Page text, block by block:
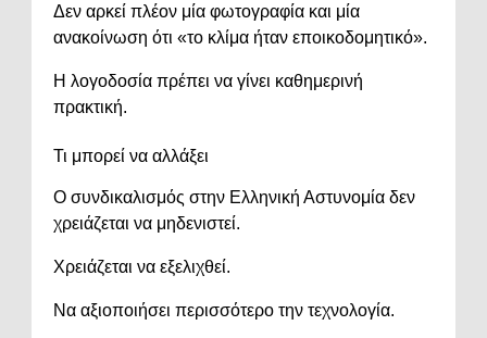
Δεν αρκεί πλέον μία φωτογραφία και μία
ανακοίνωση ότι «το κλίμα ήταν εποικοδομητικό».
Η λογοδοσία πρέπει να γίνει καθημερινή
πρακτική.
Τι μπορεί να αλλάξει
Ο συνδικαλισμός στην Ελληνική Αστυνομία δεν
χρειάζεται να μηδενιστεί.
Χρειάζεται να εξελιχθεί.
Να αξιοποιήσει περισσότερο την τεχνολογία.